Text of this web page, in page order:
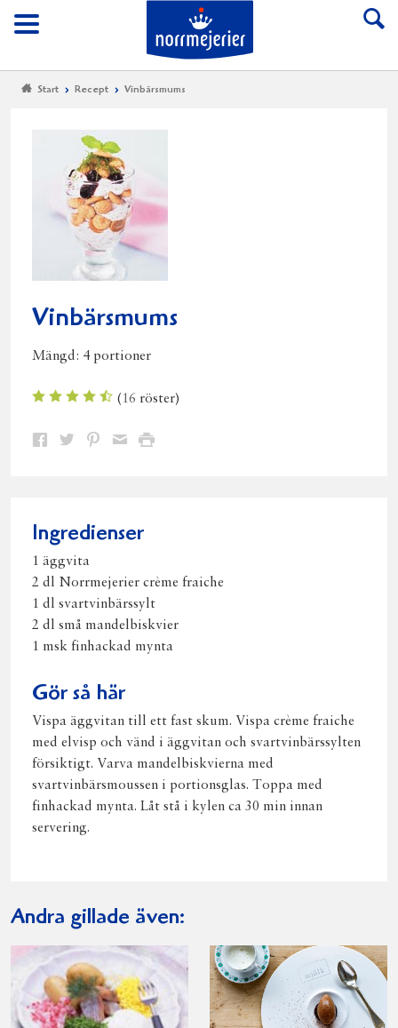
Meny
Till Norrmejerier
Start Recept Vinbärsmums
Vinbärsmums
Mängd: 4 portioner
(16 röster)
Dela Dela Dela DelaSkriv
Ingredienser
1 äggvita
2 dl Norrmejerier crème fraiche
1 dl svartvinbärssylt
2 dl små mandelbiskvier
1 msk finhackad mynta
Gör så här
Vispa äggvitan till ett fast skum. Vispa crème fraiche
med elvisp och vänd i äggvitan och svartvinbärssylten
försiktigt. Varva mandelbiskvierna med
svartvinbärsmoussen i portionsglas. Toppa med
finhackad mynta. Låt stå i kylen ca 30 min innan
servering.
Andra gillade även: